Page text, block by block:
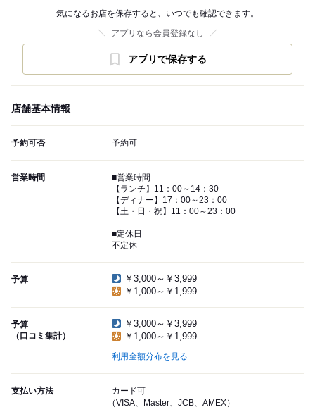
気になるお店を保存すると、いつでも確認できます。
アプリなら会員登録なし
アプリで保存する
店舗基本情報
予約可否 予約可
営業時間
■営業時間
【ランチ】11：00～14：30
【ディナー】17：00～23：00
【土・日・祝】11：00～23：00
■定休日
不定休
予算
￥3,000～￥3,999
￥1,000～￥1,999
予算
（口コミ集計）
￥3,000～￥3,999
￥1,000～￥1,999
利用金額分布を見る
支払い方法
カード可
（VISA、Master、JCB、AMEX）